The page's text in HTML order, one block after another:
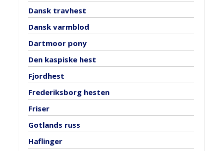
Dansk travhest
Dansk varmblod
Dartmoor pony
Den kaspiske hest
Fjordhest
Frederiksborg hesten
Friser
Gotlands russ
Haflinger